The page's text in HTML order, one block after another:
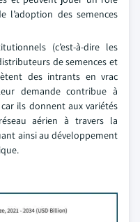
des semences
(c’est-à-dire les
de semences et
des intrants en vrac
demande contribue à
ils donnent aux variétés
aérien à travers la
ainsi au développement